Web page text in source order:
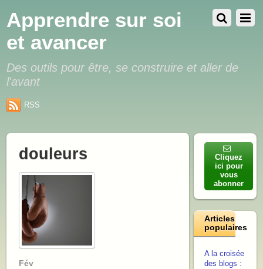
Apprendre sur soi
et avancer
Des outils pour être, se construire et aller de
l'avant
RSS
douleurs
Fév
Cliquez
ici pour
vous
abonner
Articles
populaires
A la croisée
des blogs :